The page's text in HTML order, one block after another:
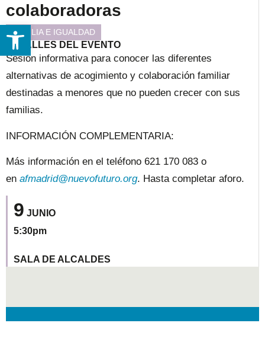
colaboradoras
FAMILIA E IGUALDAD
DETALLES DEL EVENTO
Sesión informativa para conocer las diferentes
alternativas de acogimiento y colaboración familiar
destinadas a menores que no pueden crecer con sus
familias.
INFORMACIÓN COMPLEMENTARIA:
Más información en el teléfono 621 170 083 o
en afmadrid@nuevofuturo.org. Hasta completar aforo.
9 JUNIO
5:30pm
SALA DE ALCALDES
Abrir barra de herramientas